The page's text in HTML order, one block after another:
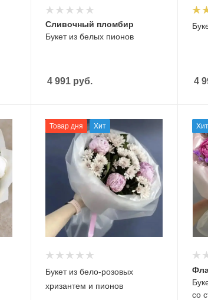
Букет из белых пионов
Сливочный пломбир
4 991 руб. 4
Товар дня Хит
Букет из бело-розовых
хризантем и пионов
Хит
со